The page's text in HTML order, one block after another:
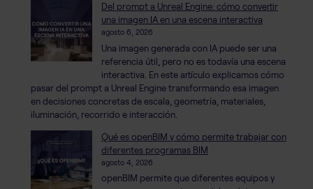
Del prompt a Unreal Engine: cómo convertir
una imagen IA en una escena interactiva
agosto 6, 2026
Una imagen generada con IA puede ser una
referencia útil, pero no es todavía una escena
interactiva. En este artículo explicamos cómo
pasar del prompt a Unreal Engine transformando esa imagen
en decisiones concretas de escala, geometría, materiales,
iluminación, recorrido e interacción.
Qué es openBIM y cómo permite trabajar con
diferentes programas BIM
agosto 4, 2026
openBIM permite que diferentes equipos y